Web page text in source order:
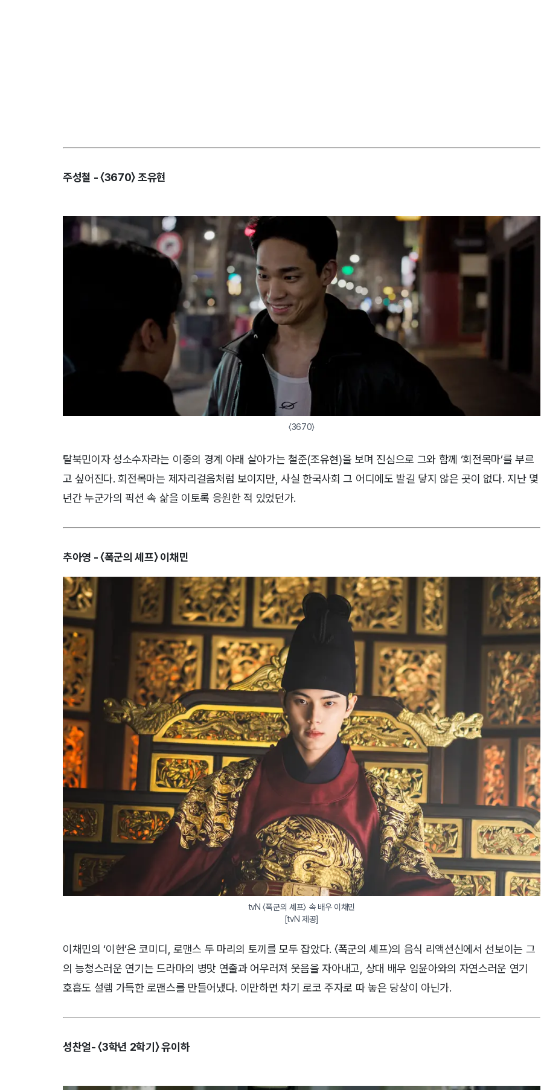
주성철 - 〈3670〉 조유현
〈3670〉
탈북민이자 성소수자라는 이중의 경계 아래 살아가는 철준(조유현)을 보며 진심으로 그와 함께 ‘회전목마’를 부르
고 싶어진다. 회전목마는 제자리걸음처럼 보이지만, 사실 한국사회 그 어디에도 발길 닿지 않은 곳이 없다. 지난 몇
년간 누군가의 픽션 속 삶을 이토록 응원한 적 있었던가.
추아영 - 〈폭군의 셰프〉 이채민
tvN 〈폭군의 셰프〉 속 배우 이채민
[tvN 제공]
이채민의 ‘이헌’은 코미디, 로맨스 두 마리의 토끼를 모두 잡았다. 〈폭군의 셰프〉의 음식 리액션신에서 선보이는 그
의 능청스러운 연기는 드라마의 병맛 연출과 어우러져 웃음을 자아내고, 상대 배우 임윤아와의 자연스러운 연기
호흡도 설렘 가득한 로맨스를 만들어냈다. 이만하면 차기 로코 주자로 따 놓은 당상이 아닌가.
성찬얼- 〈3학년 2학기〉 유이하